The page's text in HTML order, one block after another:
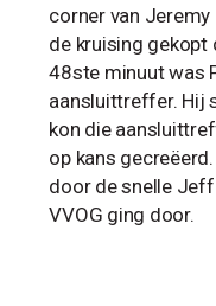
corner van
de kruising gekopt
48ste minuut was
aansluittreffer. Hij
kon die
op kans
door de snelle
VVOG ging door.